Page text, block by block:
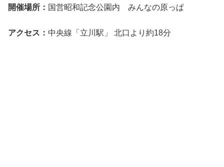
開催場所： 国営昭和記念公園内 みんなの原っぱ
アクセス： 中央線「立川駅」 北口より約18分